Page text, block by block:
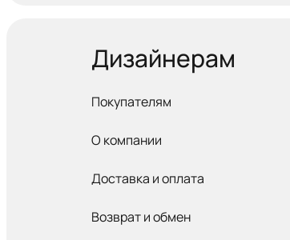
Дизайнерам
Покупателям
О компании
Доставка и оплата
Возврат и обмен